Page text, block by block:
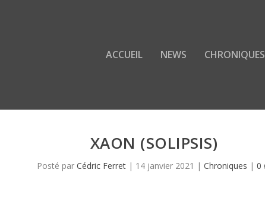
ACCUEIL NEWS CHRONIQUES
XAON (SOLIPSIS)
Posté par Cédric Ferret| 14 janvier 2021 | Chroniques | 0